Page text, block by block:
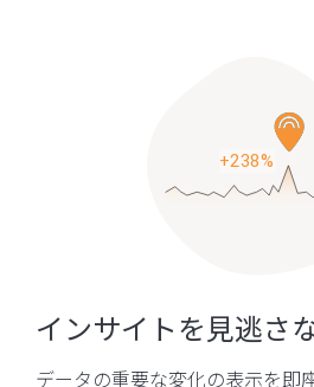
インサイトを見逃さ
データの重要な変化の表示を即